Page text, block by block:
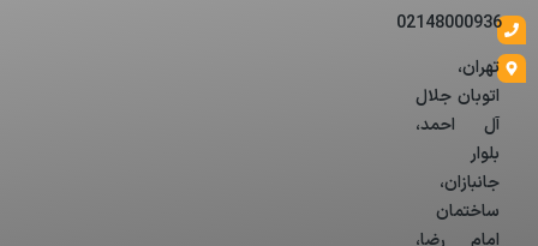
02148000936
تهران،
اتوبان جلال
آل احمد،
بلوار
جانبازان،
ساختمان
امام رضا،